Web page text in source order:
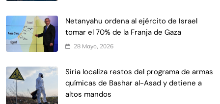
Netanyahu ordena al ejército de Israel
tomar el 70% de la Franja de Gaza
28 Mayo, 2026
Siria localiza restos del programa de armas
químicas de Bashar al-Asad y detiene a
altos mandos